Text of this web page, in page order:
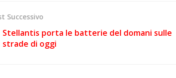
Successivo
Stellantis porta le batterie del domani sulle
strade di oggi